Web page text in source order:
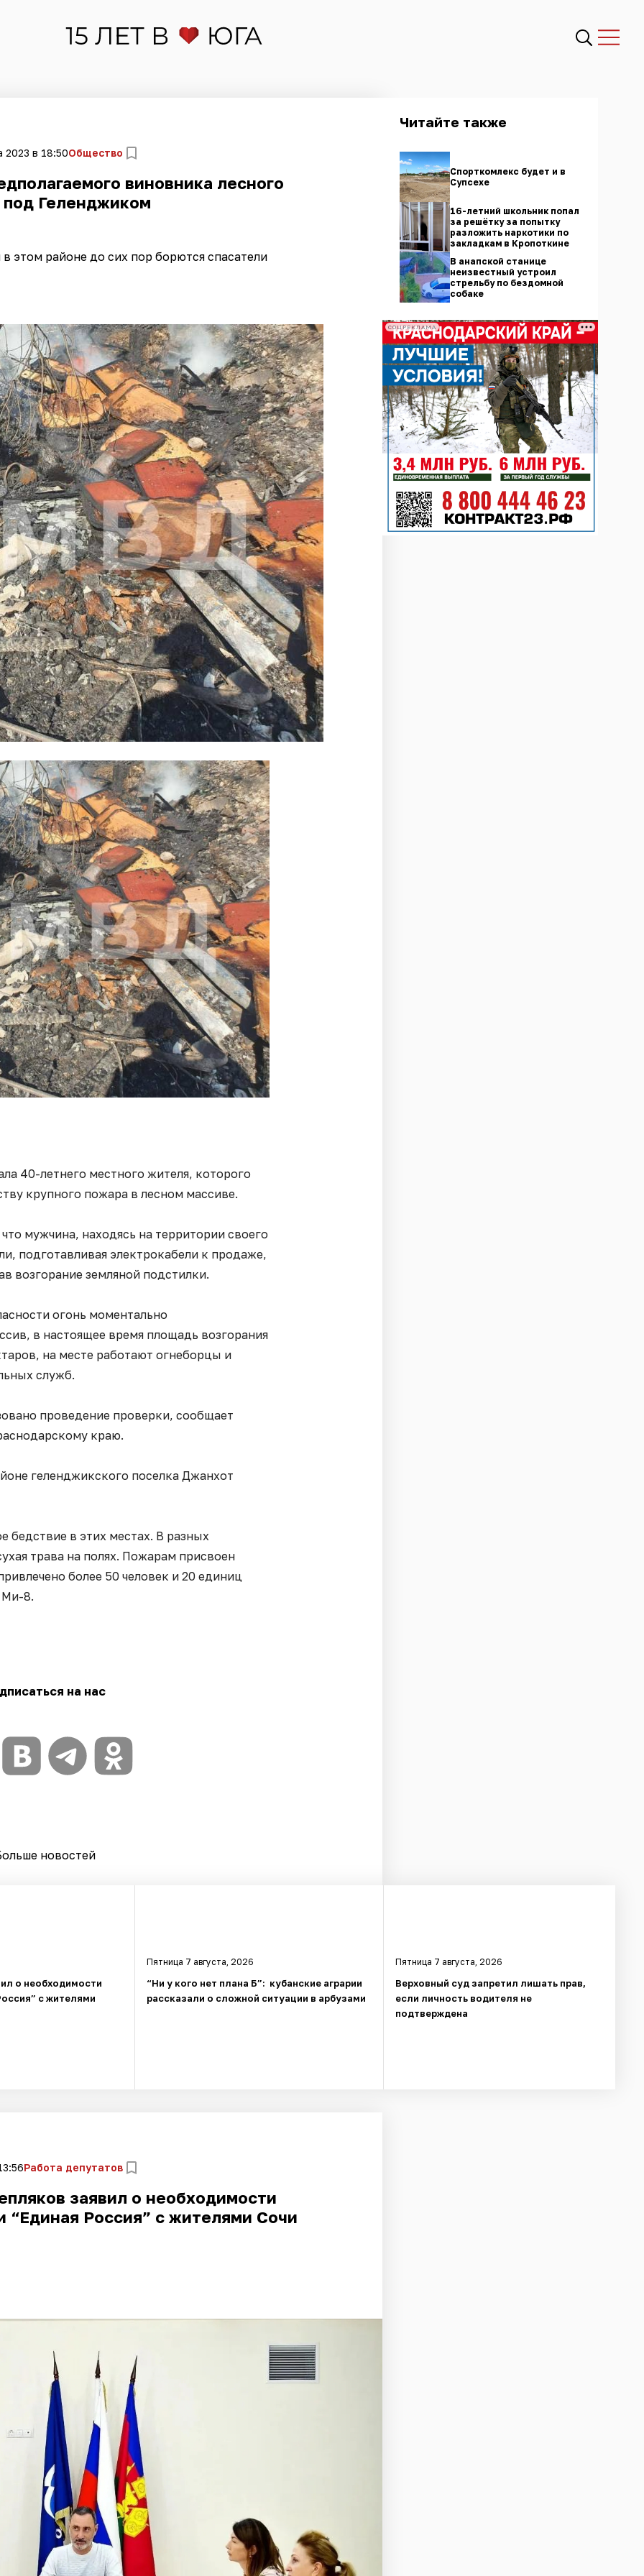
2023 в 18:50Общество
виновника лесного
Геленджиком
этом районе до сих пор борются спасатели
40-летнего местного жителя, которого
крупного пожара в лесном массиве.
мужчина, находясь на территории своего
подготавливая электрокабели к продаже,
возгорание земляной подстилки.
огонь моментально
в настоящее время площадь возгорания
на месте работают огнеборцы и
служб.
проведение проверки, сообщает
краю.
геленджикского поселка Джанхот
бедствие в этих местах. В разных
трава на полях. Пожарам присвоен
более 50 человек и 20 единиц
Ми-8.
на нас
новостей
Читайте также
Спорткомлекс будет и в
Супсехе
16-летний школьник попал
за решётку за попытку
разложить наркотики по
закладкам в Кропоткине
В анапской станице
неизвестный устроил
стрельбу по бездомной
собаке
СОЦРЕКЛАМА
о необходимости
с жителями
Пятница 7 августа, 2026
“Ни у кого нет плана Б”: кубанские аграрии
рассказали о сложной ситуации в арбузами
Пятница 7 августа, 2026
Верховный суд запретил лишать прав,
если личность водителя не
подтверждена
Работа депутатов
заявил о необходимости
“Единая Россия” с жителями Сочи